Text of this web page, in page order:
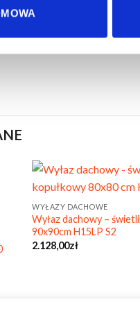
zamykany na klamkę z
gotowe do montażu.
WYŁAZY DACHOWE
Wyłaz dachowy –
90x90cm H15LP S2
2.128,00zł